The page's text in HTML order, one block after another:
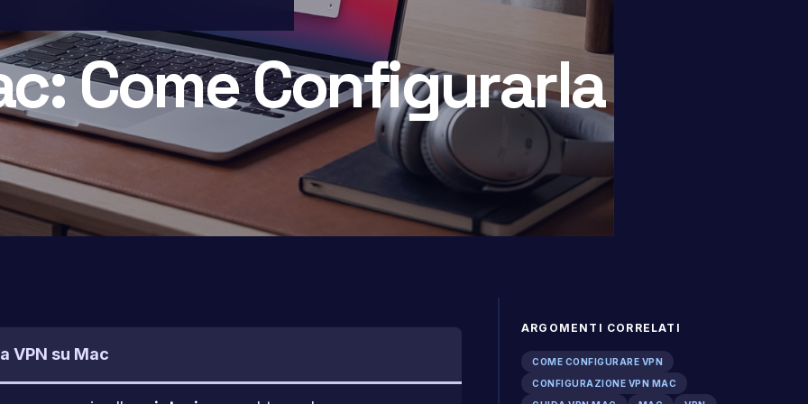
Come Configurarla
VPN su Mac
ARGOMENTI CORRELATI
COME CONFIGURARE VPN
CONFIGURAZIONE VPN MAC